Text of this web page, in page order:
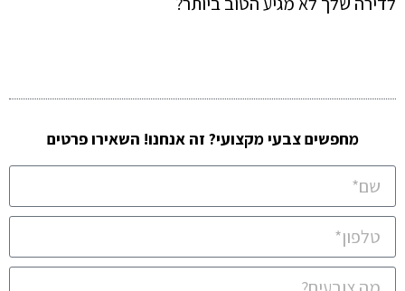
מחפשים צבעי מקצועי? זה אנחנו! השאירו פרטים